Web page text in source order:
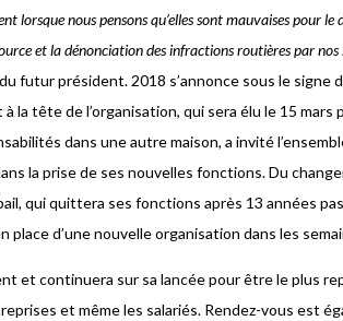
lorsque nous pensons qu’elles sont mauvaises pour le
et la dénonciation des infractions routières par
futur président. 2018 s’annonce sous le signe
la tête de l’organisation, qui sera élu le 15 mars
dans une autre maison, a invité
la prise de ses nouvelles fonctions. Du
qui quittera ses fonctions après 13 années
place d’une nouvelle organisation dans les
et continuera sur sa lancée pour être le plus
et même les salariés. Rendez-vous est